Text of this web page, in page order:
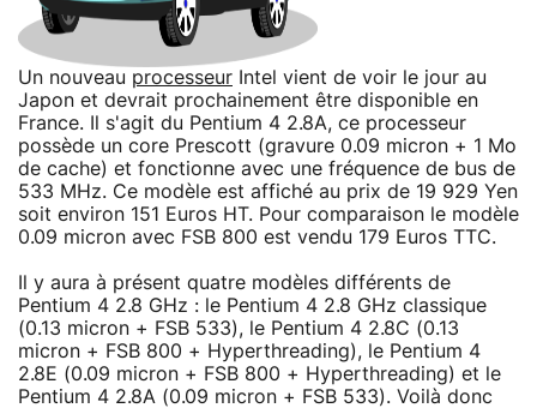
Un nouveau processeur Intel vient de voir le jour au
Japon et devrait prochainement être disponible en
France. Il s'agit du Pentium 4 2.8A, ce processeur
possède un core Prescott (gravure 0.09 micron + 1 Mo
de cache) et fonctionne avec une fréquence de bus de
533 MHz. Ce modèle est affiché au prix de 19 929 Yen
soit environ 151 Euros HT. Pour comparaison le modèle
0.09 micron avec FSB 800 est vendu 179 Euros TTC.
Il y aura à présent quatre modèles différents de
Pentium 4 2.8 GHz : le Pentium 4 2.8 GHz classique
(0.13 micron + FSB 533), le Pentium 4 2.8C (0.13
micron + FSB 800 + Hyperthreading), le Pentium 4
2.8E (0.09 micron + FSB 800 + Hyperthreading) et le
Pentium 4 2.8A (0.09 micron + FSB 533). Voilà donc